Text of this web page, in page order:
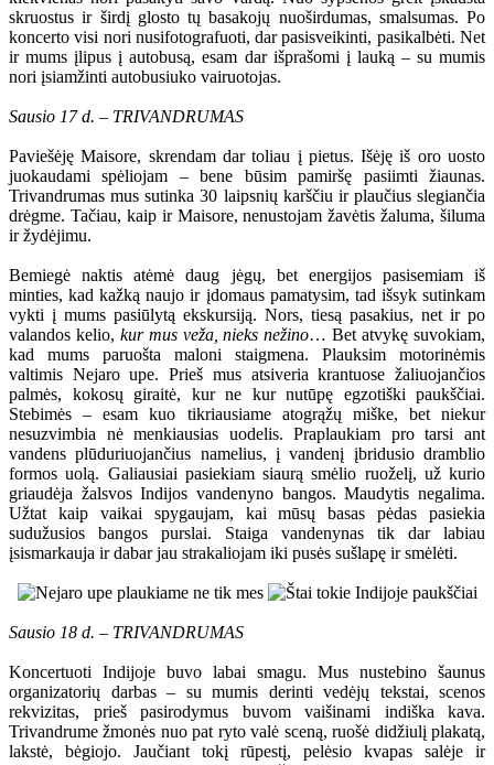
skruostus ir širdį glosto tų basakojų nuoširdumas, smalsumas. Po
koncerto visi nori nusifotografuoti, dar pasisveikinti, pasikalbėti. Net
ir mums įlipus į autobusą, esam dar išprašomi į lauką – su mumis
nori įsiamžinti autobusiuko vairuotojas.
Sausio 17 d. – TRIVANDRUMAS
Paviešėję Maisore, skrendam dar toliau į pietus. Išėję iš oro uosto
juokaudami spėliojam – bene būsim pamiršę pasiimti žiaunas.
Trivandrumas mus sutinka 30 laipsnių karščiu ir plaučius slegiančia
drėgme. Tačiau, kaip ir Maisore, nenustojam žavėtis žaluma, šiluma
ir žydėjimu.
Bemiegė naktis atėmė daug jėgų, bet energijos pasisemiam iš
minties, kad kažką naujo ir įdomaus pamatysim, tad išsyk sutinkam
vykti į mums pasiūlytą ekskursiją. Nors, tiesą pasakius, net ir po
valandos kelio, kur mus veža, nieks nežino… Bet atvykę suvokiam,
kad mums paruošta maloni staigmena. Plauksim motorinėmis
valtimis Nejaro upe. Prieš mus atsiveria krantuose žaliuojančios
palmės, kokosų giraitė, kur ne kur nutūpę egzotiški paukščiai.
Stebimės – esam kuo tikriausiame atogrąžų miške, bet niekur
nesuzvimbia nė menkiausias uodelis. Praplaukiam pro tarsi ant
vandens plūduriuojančius namelius, į vandenį įbridusio dramblio
formos uolą. Galiausiai pasiekiam siaurą smėlio ruoželį, už kurio
griaudėja žalsvos Indijos vandenyno bangos. Maudytis negalima.
Užtat kaip vaikai spygaujam, kai mūsų basas pėdas pasiekia
sudužusios bangos purslai. Staiga vandenynas tik dar labiau
įsismarkauja ir dabar jau strakaliojam iki pusės sušlapę ir smėlėti.
Sausio 18 d. – TRIVANDRUMAS
Koncertuoti Indijoje buvo labai smagu. Mus nustebino šaunus
organizatorių darbas – su mumis derinti vedėjų tekstai, scenos
rekvizitas, prieš pasirodymus buvom vaišinami indiška kava.
Trivandrume žmonės nuo pat ryto valė sceną, ruošė didžiulį plakatą,
lakstė, bėgiojo. Jaučiant tokį rūpestį, pelėsio kvapas salėje ir